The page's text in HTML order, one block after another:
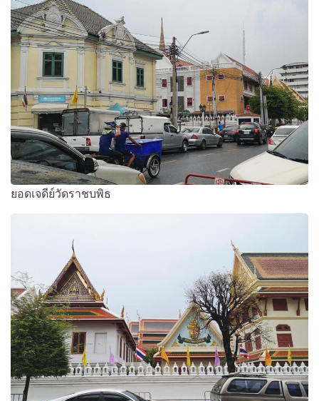
ยอดเจดีย์วัดราชบพิธ